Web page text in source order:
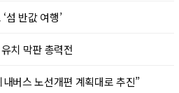
섬 반값 여행’
치 막판 총력전
버스 노선개편 계획대로 추진”